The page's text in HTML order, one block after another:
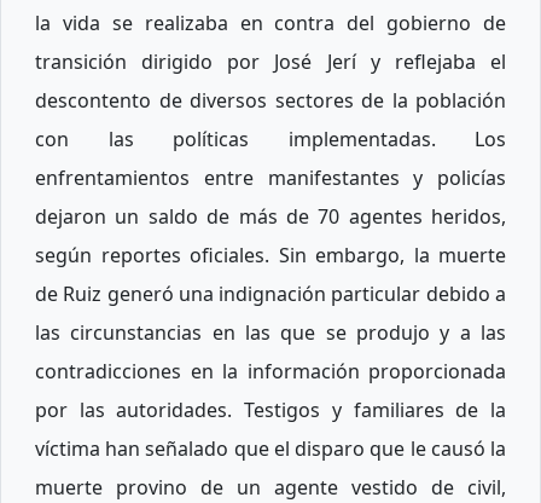
la vida se realizaba en contra del gobierno de
transición dirigido por José Jerí y reflejaba el
descontento de diversos sectores de la población
con las políticas implementadas. Los
enfrentamientos entre manifestantes y policías
dejaron un saldo de más de 70 agentes heridos,
según reportes oficiales. Sin embargo, la muerte
de Ruiz generó una indignación particular debido a
las circunstancias en las que se produjo y a las
contradicciones en la información proporcionada
por las autoridades. Testigos y familiares de la
víctima han señalado que el disparo que le causó la
muerte provino de un agente vestido de civil,